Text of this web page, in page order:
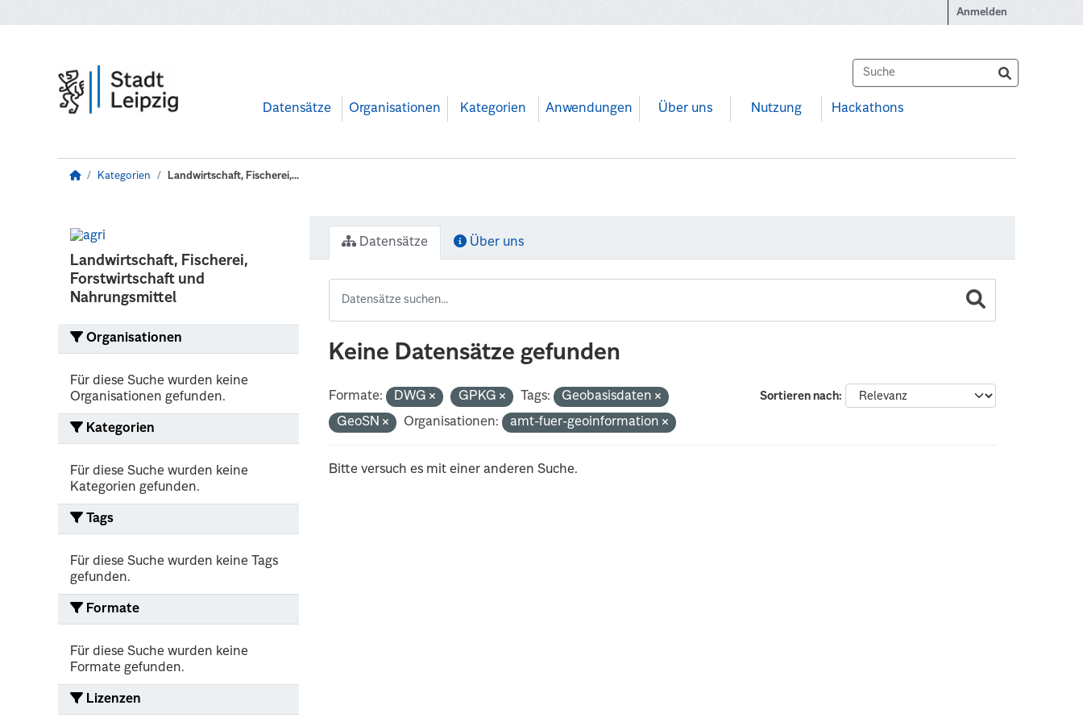
Anmelden
Datensätze Organisationen Kategorien Anwendungen Über uns Nutzung Hackathons
Kategorien Landwirtschaft, Fischerei,...
Landwirtschaft, Fischerei,
Forstwirtschaft und
Nahrungsmittel
Organisationen
Für diese Suche wurden keine
Organisationen gefunden.
Kategorien
Für diese Suche wurden keine
Kategorien gefunden.
Tags
Für diese Suche wurden keine Tags
gefunden.
Formate
Für diese Suche wurden keine
Formate gefunden.
Lizenzen
Datensätze Über uns
Keine Datensätze gefunden
Sortieren nach
Formate: DWG GPKG Tags:
Geobasisdaten
GeoSN
Organisationen: amt-fuer-geoinformation
Bitte versuch es mit einer anderen Suche.